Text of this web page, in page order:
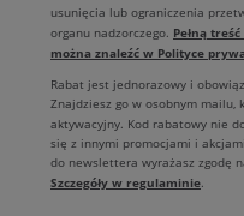
usunięcia lub ograniczenia
organu nadzorczego. Pełną
można znaleźć w Polityce
Rabat jest jednorazowy i
Znajdziesz go w osobnym
aktywacyjny. Kod rabatowy nie
się z innymi promocjami i
do newslettera wyrażasz zgodę
Szczegóły w regulaminie.